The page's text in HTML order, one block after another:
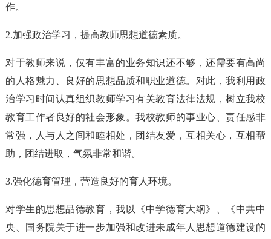
作。
2.加强政治学习，提高教师思想道德素质。
对于教师来说，仅有丰富的业务知识还不够，还需要有高尚
的人格魅力、良好的思想品质和职业道德。对此，我利用政
治学习时间认真组织教师学习有关教育法律法规，树立我校
教育工作者良好的社会形象。我校教师的事业心、责任感非
常强，人与人之间和睦相处，团结友爱，互相关心，互相帮
助，团结进取，气氛非常和谐。
3.强化德育管理，营造良好的育人环境。
对学生的思想品德教育，我以《中学德育大纲》、《中共中
央、国务院关于进一步加强和改进未成年人思想道德建设的